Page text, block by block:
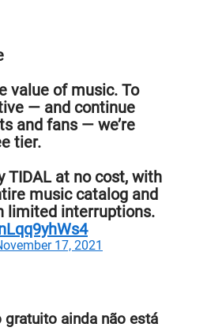
value of music. To
— and continue
and fans — we’re
tier.
TIDAL at no cost, with
music catalog and
limited interruptions.
17, 2021
gratuito ainda não está